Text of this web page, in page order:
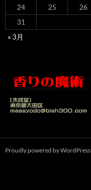
24
25 26
31
« 3月
Proudly powered by WordPress